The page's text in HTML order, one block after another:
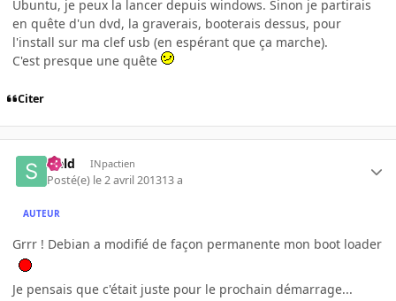
Ubuntu, je peux la lancer depuis windows. Sinon je partirais
en quête d'un dvd, la graverais, booterais dessus, pour
l'install sur ma clef usb (en espérant que ça marche).
C'est presque une quête
Citer
sield INpactien
Posté(e) le 2 avril 201313 a
AUTEUR
Grrr ! Debian a modifié de façon permanente mon boot loader
Je pensais que c'était juste pour le prochain démarrage...